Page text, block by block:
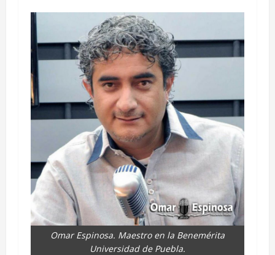
Omar Espinosa. Maestro en la Benemérita
Universidad de Puebla.